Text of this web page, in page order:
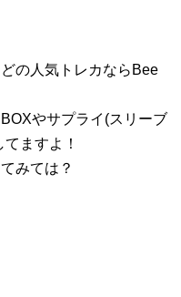
の人気トレカならBee
やサプライ(スリーブ
ますよ！
みては？